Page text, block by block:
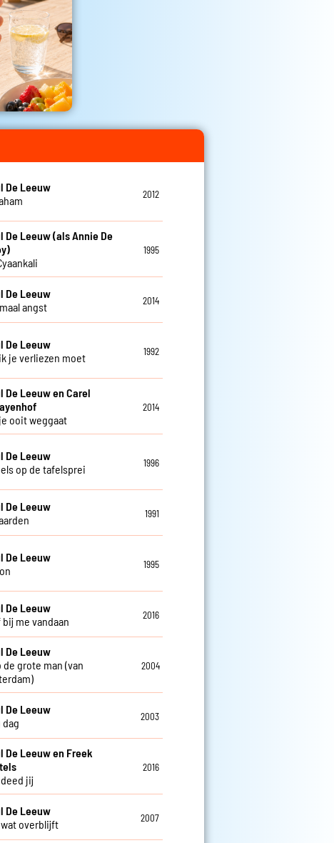
De Leeuw
2012
De Leeuw (als Annie De
1995
De Leeuw
angst
2014
De Leeuw
je verliezen moet
1992
De Leeuw en Carel
ooit weggaat
2014
De Leeuw
op de tafelsprei
1996
De Leeuw
1991
De Leeuw
1995
De Leeuw
bij me vandaan
2016
De Leeuw
de grote man (van
2004
De Leeuw
dag
2003
De Leeuw en Freek
jij
2016
De Leeuw
wat overblijft
2007